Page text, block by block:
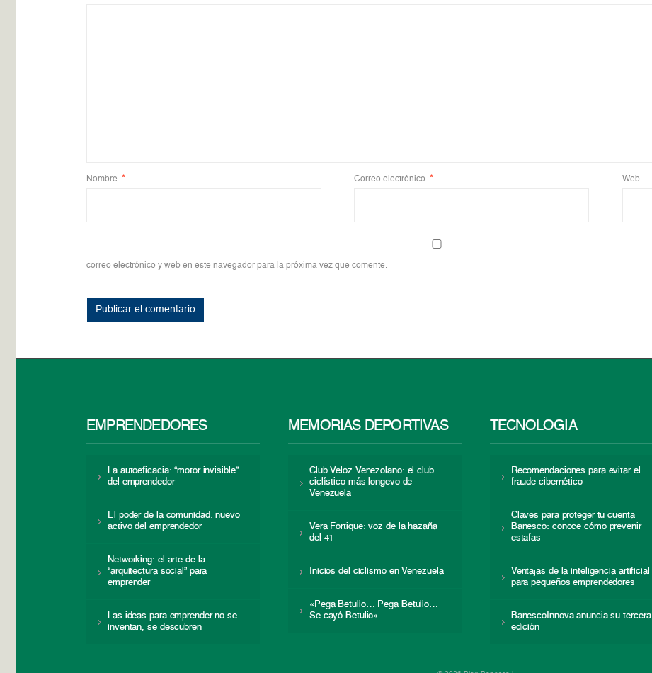
Nombre * Correo electrónico * Web
correo electrónico y web en este navegador para la próxima vez que comente.
EMPRENDEDORES
La autoeficacia: “motor invisible”
del emprendedor
El poder de la comunidad: nuevo
activo del emprendedor
Networking: el arte de la
“arquitectura social” para
emprender
Las ideas para emprender no se
inventan, se descubren
MEMORIAS DEPORTIVAS
Club Veloz Venezolano: el club
ciclístico más longevo de
Venezuela
Vera Fortique: voz de la hazaña
del 41
Inicios del ciclismo en Venezuela
«Pega Betulio… Pega Betulio…
Se cayó Betulio»
TECNOLOGÍA
Recomendaciones para evitar el
fraude cibernético
Claves para proteger tu cuenta
Banesco: conoce cómo prevenir
estafas
Ventajas de la inteligencia artificial
para pequeños emprendedores
BanescoInnova anuncia su tercera
edición